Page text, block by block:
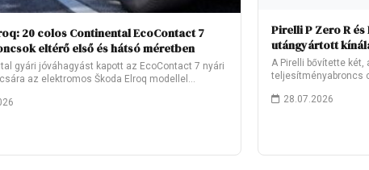
20 colos Continental EcoContact 7
eltérő első és hátsó méretben
gyári jóváhagyást kapott az EcoContact 7 nyári
az elektromos Škoda Elroq modellel…
Pirelli P Zero R
utángyártott
A Pirelli bővítette két,
teljesítményabroncs
28.07.2026